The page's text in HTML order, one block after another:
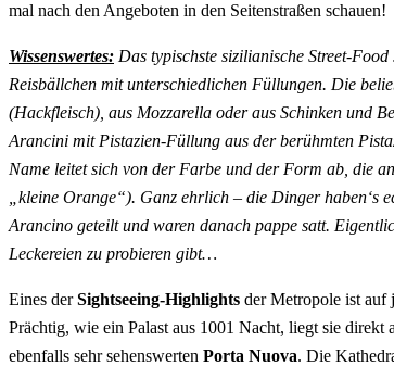
mal nach den Angeboten in den Seitenstraßen schauen!
Wissenswertes: Das typischste sizilianische Street-
Reisbällchen mit unterschiedlichen Füllungen. Die
(Hackfleisch), aus Mozzarella oder aus Schinken und
Arancini mit Pistazien-Füllung aus der berühmten
Name leitet sich von der Farbe und der Form ab, die
„kleine Orange“). Ganz ehrlich – die Dinger haben‘s
Arancino geteilt und waren danach pappe satt.
Leckereien zu probieren gibt…
Eines derSightseeing-Highlights der Metropole ist auf
Prächtig, wie ein Palast aus 1001 Nacht, liegt sie direkt
ebenfalls sehr sehenswerten Porta Nuova. Die